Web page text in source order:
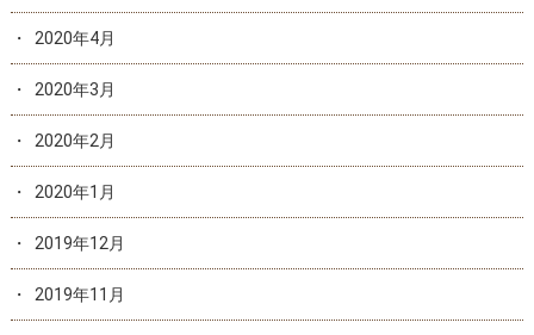
2020年4月
2020年3月
2020年2月
2020年1月
2019年12月
2019年11月